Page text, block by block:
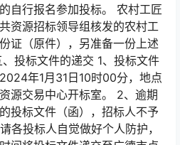
自行报名参加投标。 农村工匠
资源招标领导组核发的农村工
证（原件），另准备一份上述
投标文件的递交 1、投标文件
年1月31日10时00分，地点
源交易中心开标室。 2、逾期
投标文件（函），招标人不予
各投标人自觉做好个人防护，